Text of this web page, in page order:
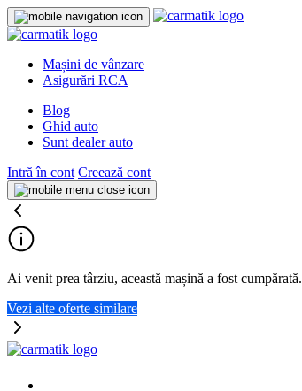
Mașini de vânzare
Asigurări RCA
Blog
Ghid auto
Sunt dealer auto
Intră în cont Creează cont
Ai venit prea târziu, această mașină a fost cumpărată.
Vezi alte oferte similare